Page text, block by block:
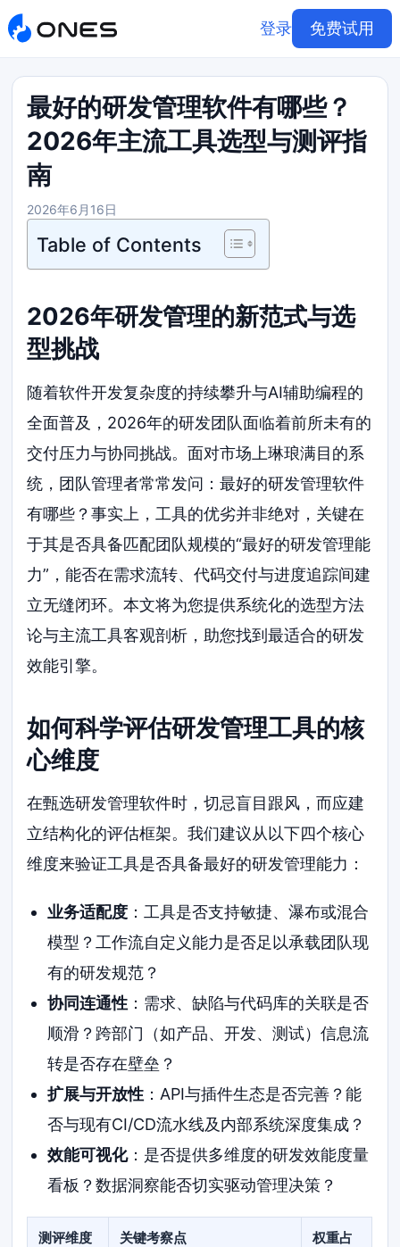
登录 免费试用
最好的研发管理软件有哪些？
2026年主流工具选型与测评指
南
2026年6月16日
Table of Contents
2026年研发管理的新范式与选
型挑战
随着软件开发复杂度的持续攀升与AI辅助编程的
全面普及，2026年的研发团队面临着前所未有的
交付压力与协同挑战。面对市场上琳琅满目的系
统，团队管理者常常发问：最好的研发管理软件
有哪些？事实上，工具的优劣并非绝对，关键在
于其是否具备匹配团队规模的“最好的研发管理能
力”，能否在需求流转、代码交付与进度追踪间建
立无缝闭环。本文将为您提供系统化的选型方法
论与主流工具客观剖析，助您找到最适合的研发
效能引擎。
如何科学评估研发管理工具的核
心维度
在甄选研发管理软件时，切忌盲目跟风，而应建
立结构化的评估框架。我们建议从以下四个核心
维度来验证工具是否具备最好的研发管理能力：
业务适配度：工具是否支持敏捷、瀑布或混合
模型？工作流自定义能力是否足以承载团队现
有的研发规范？
协同连通性：需求、缺陷与代码库的关联是否
顺滑？跨部门（如产品、开发、测试）信息流
转是否存在壁垒？
扩展与开放性：API与插件生态是否完善？能
否与现有CI/CD流水线及内部系统深度集成？
效能可视化：是否提供多维度的研发效能度量
看板？数据洞察能否切实驱动管理决策？
测评维度 关键考察点
权重占